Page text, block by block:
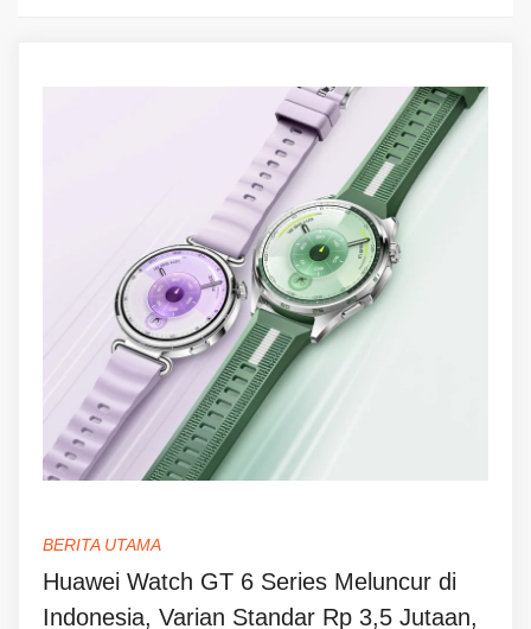
BERITA UTAMA
Huawei Watch GT 6 Series Meluncur di
Indonesia, Varian Standar Rp 3,5 Jutaan,